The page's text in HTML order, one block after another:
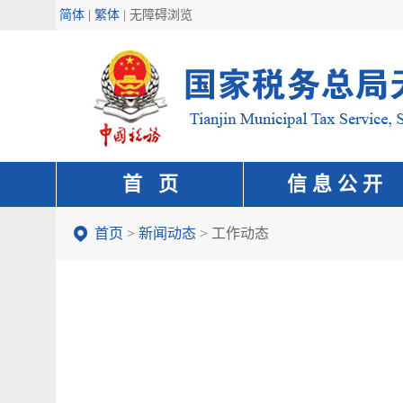
简体 | 繁体 无障碍浏览
首 页 信 息 公 开
首页 > 新闻动态 > 工作动态